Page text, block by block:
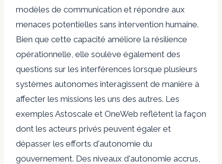
modèles de communication et répondre aux
menaces potentielles sans intervention humaine.
Bien que cette capacité améliore la résilience
opérationnelle, elle soulève également des
questions sur les interférences lorsque plusieurs
systèmes autonomes interagissent de manière à
affecter les missions les uns des autres. Les
exemples Astoscale et OneWeb reflètent la façon
dont les acteurs privés peuvent égaler et
dépasser les efforts d'autonomie du
gouvernement. Des niveaux d'autonomie accrus,